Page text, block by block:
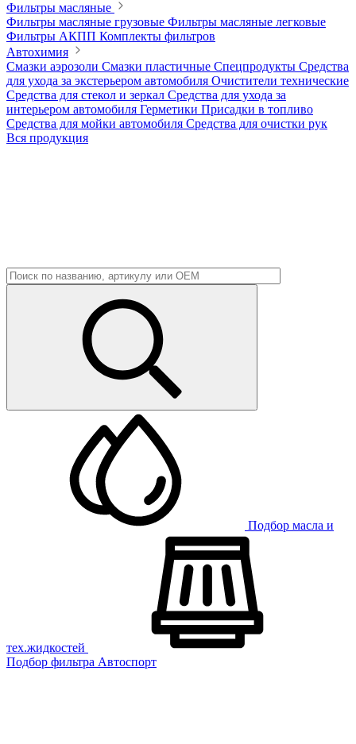
Фильтры масляные
Фильтры масляные грузовые Фильтры масляные легковые
Фильтры АКПП Комплекты фильтров
Автохимия
Смазки аэрозоли Смазки пластичные Спецпродукты Средства
для ухода за экстерьером автомобиля Очистители технические
Средства для стекол и зеркал Средства для ухода за
интерьером автомобиля Герметики Присадки в топливо
Средства для мойки автомобиля Средства для очистки рук
Вся продукция
Подбор масла и
тех.жидкостей
Подбор фильтра Автоспорт